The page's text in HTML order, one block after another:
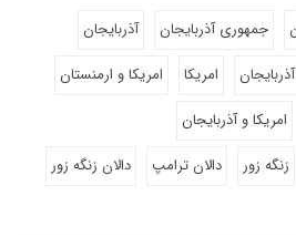
جمهوری آذربایجان
آذربایجان
امریکا
امریکا و ارمنستان
امریکا و آذربایجان
زنگه زور دالان ترامپ دالان زنگه زور